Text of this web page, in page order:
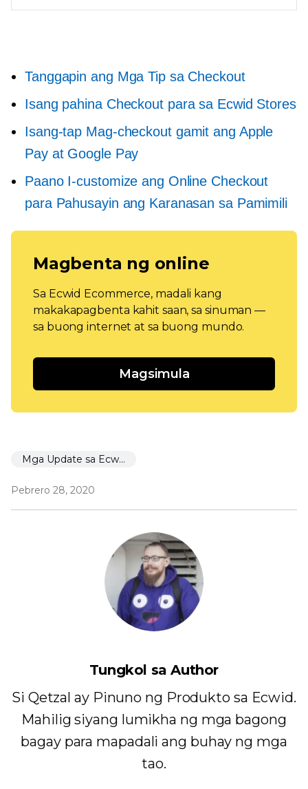
Tanggapin ang Mga Tip sa Checkout
Isang pahinaCheckout para sa Ecwid Stores
Isang-tap Mag-checkout gamit ang Apple
Pay at Google Pay
Paano I-customize ang Online Checkout
para Pahusayin ang Karanasan sa Pamimili
Magbenta ng online
Sa Ecwid Ecommerce, madali kang
makakapagbenta kahit saan, sa sinuman —
sa buong internet at sa buong mundo.
Magsimula
Mga Update sa Ecwid
Pebrero 28, 2020
Tungkol sa Author
Si Qetzal ay Pinuno ng Produkto sa Ecwid.
Mahilig siyang lumikha ng mga bagong
bagay para mapadali ang buhay ng mga
tao.